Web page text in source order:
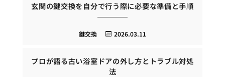
玄関の鍵交換を自分で行う際に必要な準備と手順
2026.03.11
鍵交換
プロが語る古い浴室ドアの外し方とトラブル対処
法